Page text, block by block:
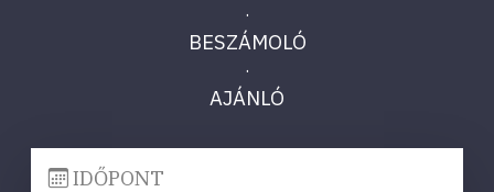
·
BESZÁMOLÓ
·
AJÁNLÓ
IDŐPONT